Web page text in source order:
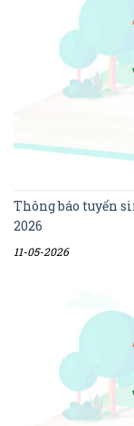
Thông báo tuyển
2026
11-05-2026